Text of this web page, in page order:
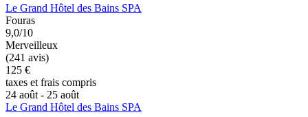
Le Grand Hôtel des Bains SPA
Fouras
9,0/10
Merveilleux
(241 avis)
125 €
taxes et frais compris
24 août - 25 août
Le Grand Hôtel des Bains SPA